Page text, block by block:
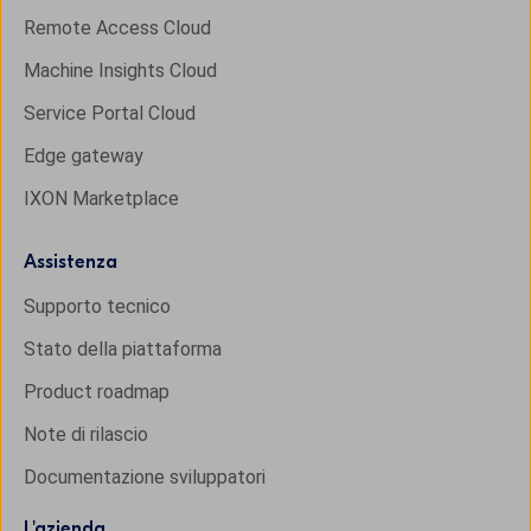
Remote Access Cloud
Machine Insights Cloud
Service Portal Cloud
Edge gateway
IXON Marketplace
Assistenza
Supporto tecnico
Stato della piattaforma
Product roadmap
Note di rilascio
Documentazione sviluppatori